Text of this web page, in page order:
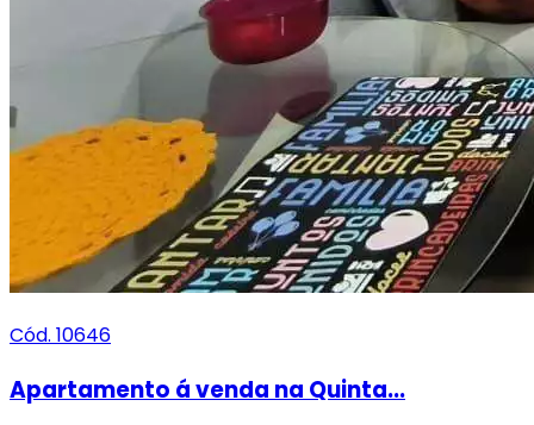
Cód. 10646
Apartamento á venda na Quinta...